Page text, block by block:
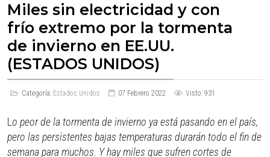
Miles sin electricidad y con
frío extremo por la tormenta
de invierno en EE.UU.
(ESTADOS UNIDOS)
Categoría: Estados Unidos 07 Febrero 2022 Visto: 931
Lo peor de la tormenta de invierno ya está pasando en el país,
pero las persistentes bajas temperaturas durarán todo el fin de
semana para muchos. Y hay miles que sufren cortes de